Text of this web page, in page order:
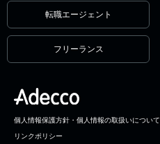
転職エージェント
フリーランス
個人情報保護方針・個人情報の取扱いについて
リンクポリシー